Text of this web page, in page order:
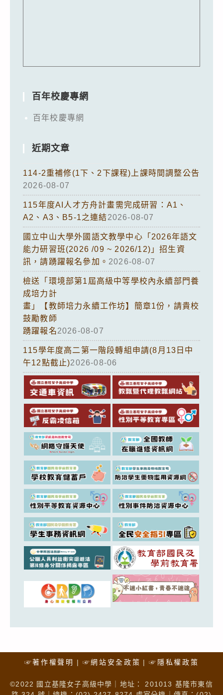
百年校慶專網
百年校慶專網
近期文章
114-2重補修(1下、2下課程)上課時間調整公告
2026-08-07
115年度AI人才方舟計畫需完成研習：A1、
A2、A3、B5-1之連結2026-08-07
國立中山大學外國語文教學中心「2026年語文
能力研習班(2026 /09 ~ 2026/12)」招生資
訊，請踴躍報名參加。 2026-08-07
檢送「環境部第1屆高級中等學校內永續部門養
成培力計
畫」【教師培力永續工作坊】簡章1份，請貴校
鼓勵教師
踴躍報名2026-08-07
115學年度高二第一階段轉組申請(8月13日中
午12點截止)2026-08-06
☞著作權聲明 ☞網站安全政策 ☞隱私權政策
©2022 國立基隆女子高級中學｜地址： 201013 基隆市東信